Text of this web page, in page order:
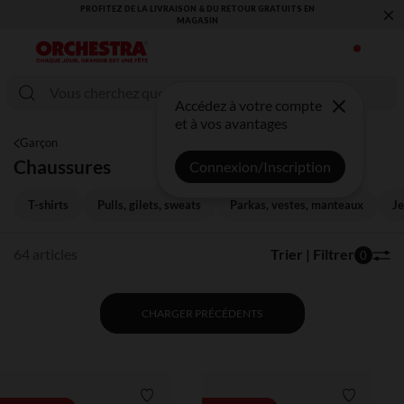
VOUS ALLEZ ADORER LA RENTRÉE ! DÉCOUVREZ LA NOUVELLE
COLLECTION !
×
Accédez à votre compte
et à vos avantages
Connexion/Inscription
Garçon
Chaussures
T-shirts Pulls, gilets, sweats Parkas, vestes, manteaux
Trier | Filtrer 0
CHARGER PRÉCÉDENTS